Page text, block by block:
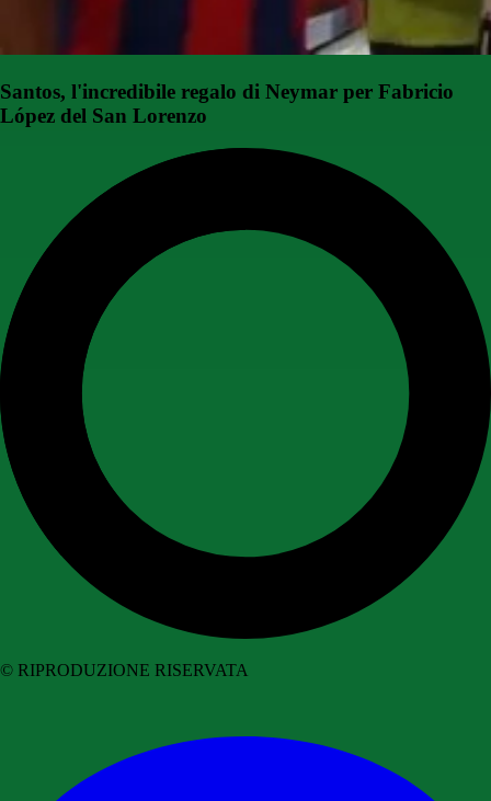
Santos, l'incredibile regalo di Neymar per Fabricio
López del San Lorenzo
© RIPRODUZIONE RISERVATA